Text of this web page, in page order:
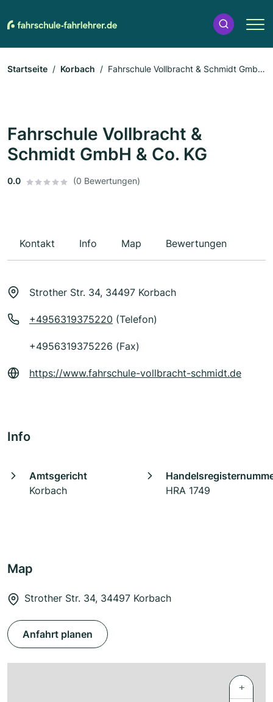
Startseite Korbach
Fahrschule Vollbracht & Schmidt GmbH
Fahrschule Vollbracht &
Schmidt GmbH & Co. KG
0.0 (0 Bewertungen)
Kontakt Info Map Bewertungen
Strother Str. 34, 34497 Korbach
+4956319375220 (Telefon)
+4956319375226 (Fax)
https://www.fahrschule-vollbracht-schmidt.de
Info
Amtsgericht
Korbach
HRA 1749
Map
Strother Str. 34, 34497 Korbach
Anfahrt planen
+